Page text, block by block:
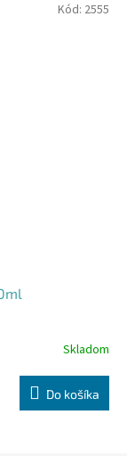
Skladom
Do košíka
Kód: 2555